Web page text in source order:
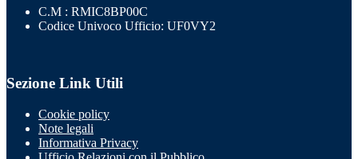
C.M : RMIC8BP00C
Codice Univoco Ufficio: UF0VY2
Sezione Link Utili
Cookie policy
Note legali
Informativa Privacy